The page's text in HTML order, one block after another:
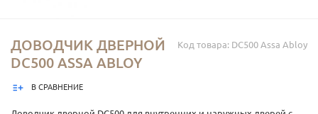
Код товара: DC500 Assa Abloy
ДОВОДЧИК ДВЕРНОЙ
DC500 ASSA ABLOY
В СРАВНЕНИЕ